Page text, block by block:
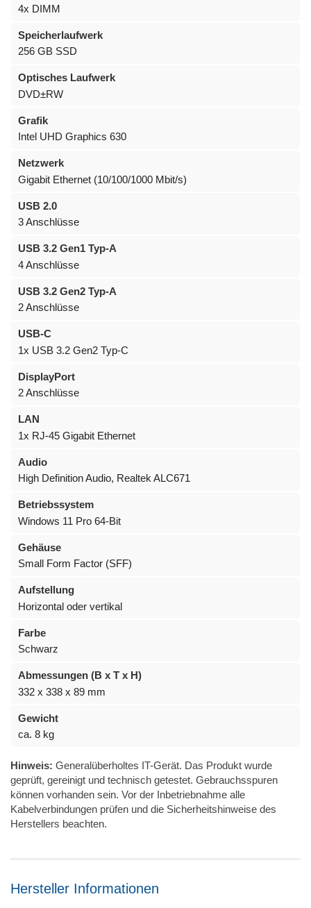
4x DIMM
Speicherlaufwerk
256 GB SSD
Optisches Laufwerk
DVD±RW
Grafik
Intel UHD Graphics 630
Netzwerk
Gigabit Ethernet (10/100/1000 Mbit/s)
USB 2.0
3 Anschlüsse
USB 3.2 Gen1 Typ-A
4 Anschlüsse
USB 3.2 Gen2 Typ-A
2 Anschlüsse
USB-C
1x USB 3.2 Gen2 Typ-C
DisplayPort
2 Anschlüsse
LAN
1x RJ-45 Gigabit Ethernet
Audio
High Definition Audio, Realtek ALC671
Betriebssystem
Windows 11 Pro 64-Bit
Gehäuse
Small Form Factor (SFF)
Aufstellung
Horizontal oder vertikal
Farbe
Schwarz
Abmessungen (B x T x H)
332 x 338 x 89 mm
Gewicht
ca. 8 kg
Hinweis: Generalüberholtes IT-Gerät. Das Produkt wurde
geprüft, gereinigt und technisch getestet. Gebrauchsspuren
können vorhanden sein. Vor der Inbetriebnahme alle
Kabelverbindungen prüfen und die Sicherheitshinweise des
Herstellers beachten.
Hersteller Informationen